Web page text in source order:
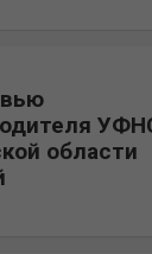
области